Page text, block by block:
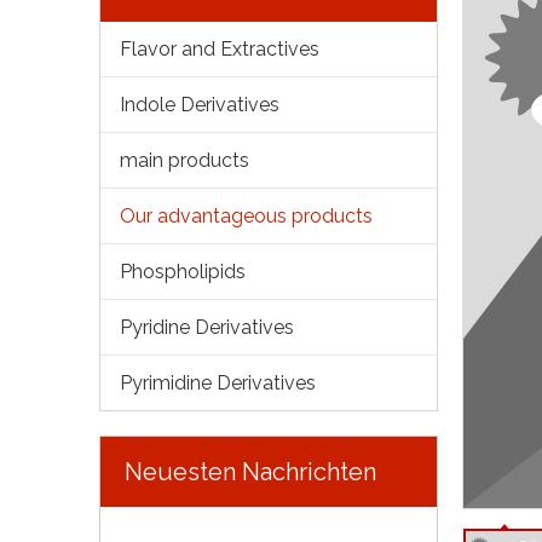
Flavor and Extractives
Indole Derivatives
main products
Our advantageous products
Phospholipids
Pyridine Derivatives
Pyrimidine Derivatives
Neuesten Nachrichten